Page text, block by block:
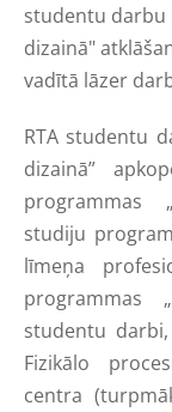
studentu darbu
dizainā"
vadītā lāzer
RTA studentu
dizainā”
programmas
studiju
līmeņa
programmas
studentu
Fizikālo
centra